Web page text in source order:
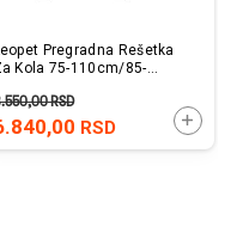
KORPU
Pregradna Rešetka
Kola 75-110cm/85-
RSD
RSD